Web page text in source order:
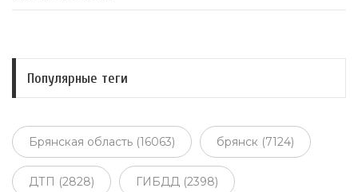
Популярные теги
Брянская область (16063) брянск (7124)
ДТП (2828) ГИБДД (2398)